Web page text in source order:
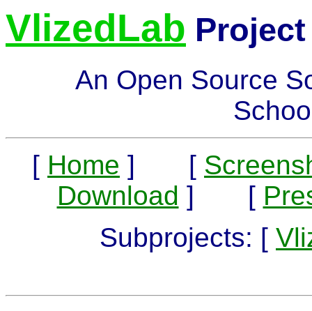
VlizedLab Project
An Open Source
[ Home ] [
Download ] [
Subprojects: [